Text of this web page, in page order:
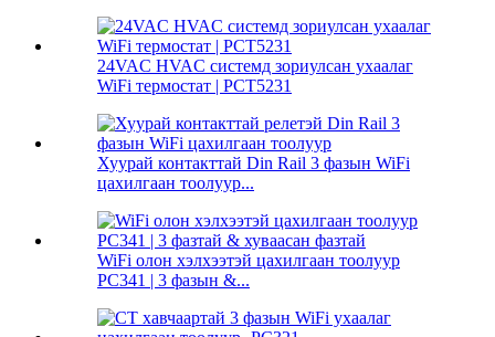
24VAC HVAC системд зориулсан ухаалаг
WiFi термостат | PCT5231
Хуурай контакттай Din Rail 3 фазын WiFi
цахилгаан тоолуур...
WiFi олон хэлхээтэй цахилгаан тоолуур
PC341 | 3 фазын &...